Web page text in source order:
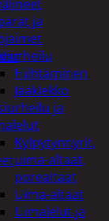
ja
Hiihtäminen
Jääkiekko
ja
Kylpytynnyrit,
uima-altaat,
porealtaat
Uima-altaat
Uimalelut ja